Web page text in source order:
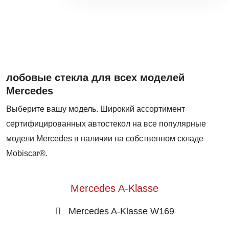
лобовые стекла для всех моделей
Mercedes
Выберите вашу модель. Широкий ассортимент
сертифицированных автостекол на все популярные
модели Mercedes в наличии на собственном складе
Mobiscar®.
Mercedes A-Klasse
Mercedes A-Klasse W169